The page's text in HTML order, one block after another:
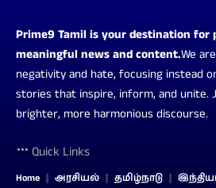
Prime9 Tamil is your destination for
meaningful news and content.We
negativity and hate, focusing instead
stories that inspire, inform, and unite.
brighter, more harmonious discourse.
Quick Links
Home அரசியல் தமிழ்நாடு